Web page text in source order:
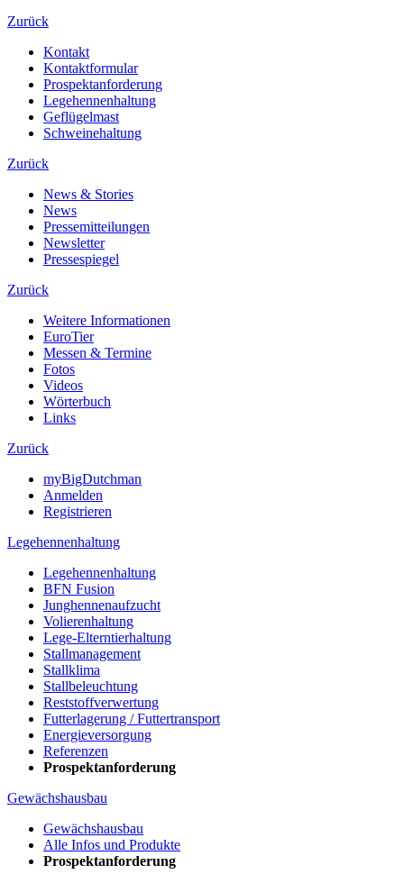
Zurück
Kontakt
Kontaktformular
Prospektanforderung
Legehennenhaltung
Geflügelmast
Schweinehaltung
Zurück
News & Stories
News
Pressemitteilungen
Newsletter
Pressespiegel
Zurück
Weitere Informationen
EuroTier
Messen & Termine
Fotos
Videos
Wörterbuch
Links
Zurück
myBigDutchman
Anmelden
Registrieren
Legehennenhaltung
Legehennenhaltung
BFN Fusion
Junghennenaufzucht
Volierenhaltung
Lege-Elterntierhaltung
Stallmanagement
Stallklima
Stallbeleuchtung
Reststoffverwertung
Futterlagerung / Futtertransport
Energieversorgung
Referenzen
Prospektanforderung
Gewächshausbau
Gewächshausbau
Alle Infos und Produkte
Prospektanforderung